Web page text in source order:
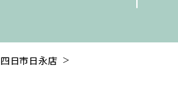
四日市日永店